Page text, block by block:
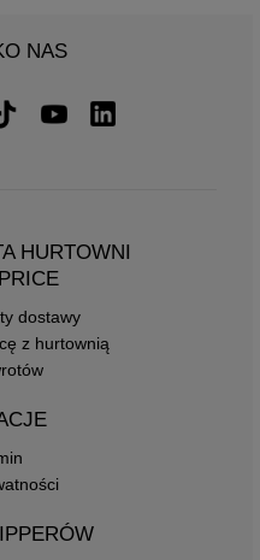
NAS
HURTOWNI
dostawy
z hurtownią